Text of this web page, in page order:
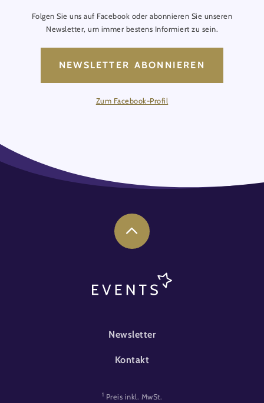
Folgen Sie uns auf Facebook oder abonnieren Sie unseren
Newsletter, um immer bestens Informiert zu sein.
NEWSLETTER ABONNIEREN
Zum Facebook-Profil
FOOTER-EVENT
Newsletter
Kontakt
1 Preis inkl. MwSt.